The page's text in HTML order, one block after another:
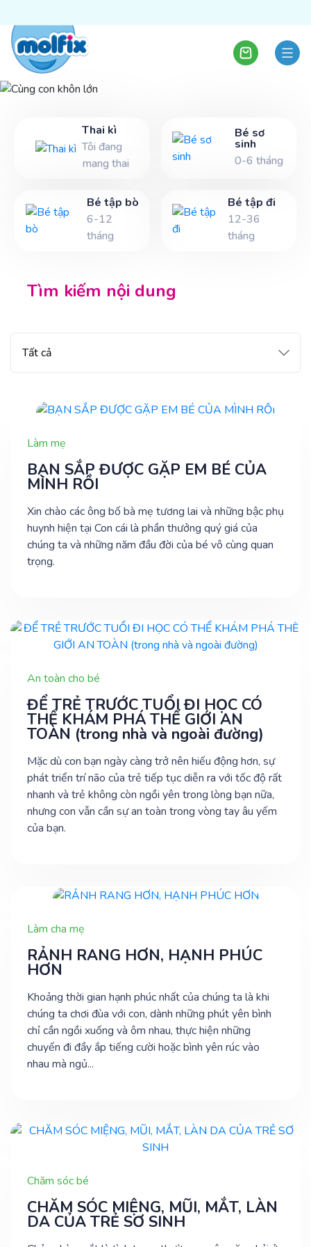
Cùng con khôn lớn
Để chuyến hành trình cùng con trở nên thú vị hơn,
Thai kì
Tôi đang
mang thai
Bé sơ
sinh
0-6 tháng
Bé tập bò
6-12
tháng
Bé tập đi
12-36
tháng
Tìm kiếm nội dung
Làm mẹ
BẠN SẮP ĐƯỢC GẶP EM BÉ CỦA
MÌNH RỒI
Xin chào các ông bố bà mẹ tương lai và những bậc phụ
huynh hiện tại Con cái là phần thưởng quý giá của
chúng ta và những năm đầu đời của bé vô cùng quan
trọng.
An toàn cho bé
ĐỂ TRẺ TRƯỚC TUỔI ĐI HỌC CÓ
THỂ KHÁM PHÁ THẾ GIỚI AN
TOÀN (trong nhà và ngoài đường)
Mặc dù con bạn ngày càng trở nên hiếu động hơn, sự
phát triển trí não của trẻ tiếp tục diễn ra với tốc độ rất
nhanh và trẻ không còn ngồi yên trong lòng bạn nữa,
nhưng con vẫn cần sự an toàn trong vòng tay âu yếm
của bạn.
Làm cha mẹ
RẢNH RANG HƠN, HẠNH PHÚC
HƠN
Khoảng thời gian hạnh phúc nhất của chúng ta là khi
chúng ta chơi đùa với con, dành những phút yên bình
chỉ cần ngồi xuống và ôm nhau, thực hiện những
chuyến đi đầy ắp tiếng cười hoặc bình yên rúc vào
nhau mà ngủ...
Chăm sóc bé
CHĂM SÓC MIỆNG, MŨI, MẮT, LÀN
DA CỦA TRẺ SƠ SINH